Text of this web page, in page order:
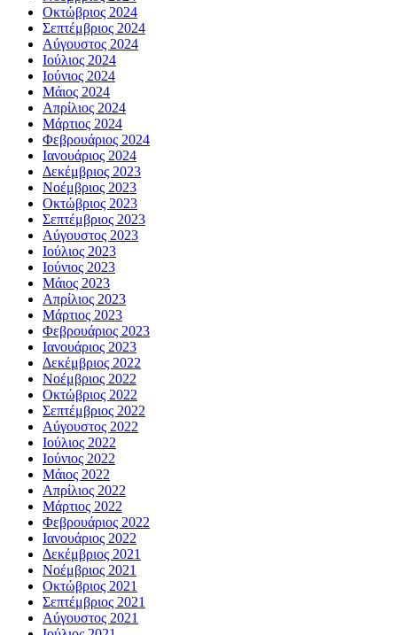
Οκτώβριος 2024
Σεπτέμβριος 2024
Αύγουστος 2024
Ιούλιος 2024
Ιούνιος 2024
Μάιος 2024
Απρίλιος 2024
Μάρτιος 2024
Φεβρουάριος 2024
Ιανουάριος 2024
Δεκέμβριος 2023
Νοέμβριος 2023
Οκτώβριος 2023
Σεπτέμβριος 2023
Αύγουστος 2023
Ιούλιος 2023
Ιούνιος 2023
Μάιος 2023
Απρίλιος 2023
Μάρτιος 2023
Φεβρουάριος 2023
Ιανουάριος 2023
Δεκέμβριος 2022
Νοέμβριος 2022
Οκτώβριος 2022
Σεπτέμβριος 2022
Αύγουστος 2022
Ιούλιος 2022
Ιούνιος 2022
Μάιος 2022
Απρίλιος 2022
Μάρτιος 2022
Φεβρουάριος 2022
Ιανουάριος 2022
Δεκέμβριος 2021
Νοέμβριος 2021
Οκτώβριος 2021
Σεπτέμβριος 2021
Αύγουστος 2021